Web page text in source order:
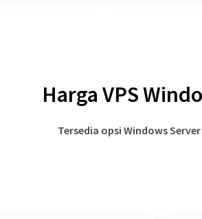
Harga VPS
Tersedia opsi Windows